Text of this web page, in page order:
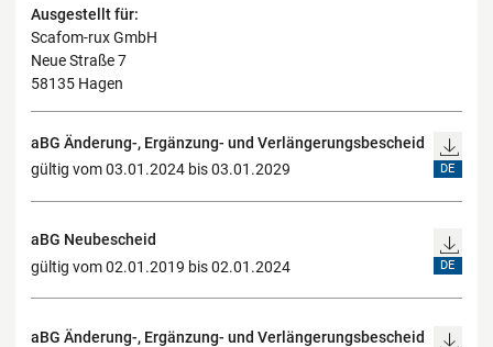
Ausgestellt für:
Scafom-rux GmbH
Neue Straße 7
58135 Hagen
aBG Änderung-, Ergänzung- und Verlängerungsbescheid
gültig vom 03.01.2024 bis 03.01.2029
DE
aBG Neubescheid
gültig vom 02.01.2019 bis 02.01.2024
DE
aBG Änderung-, Ergänzung- und Verlängerungsbescheid